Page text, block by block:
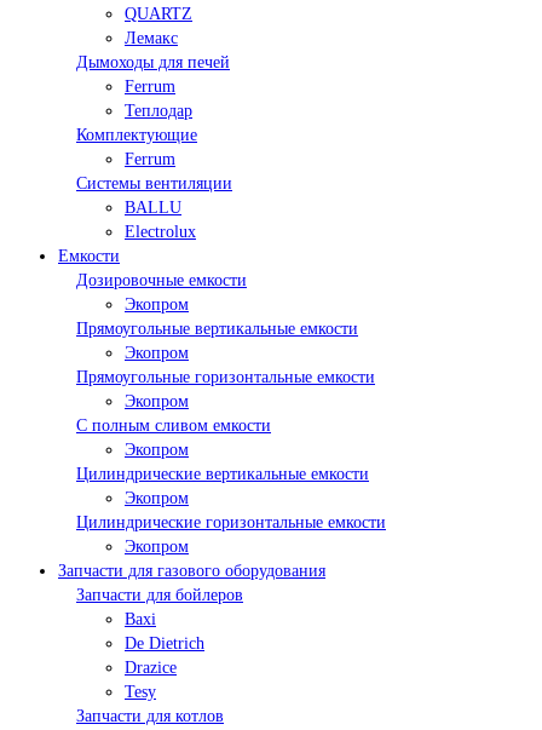
QUARTZ
Лемакс
Дымоходы для печей
Ferrum
Теплодар
Комплектующие
Ferrum
Системы вентиляции
BALLU
Electrolux
Емкости
Дозировочные емкости
Экопром
Прямоугольные вертикальные емкости
Экопром
Прямоугольные горизонтальные емкости
Экопром
С полным сливом емкости
Экопром
Цилиндрические вертикальные емкости
Экопром
Цилиндрические горизонтальные емкости
Экопром
Запчасти для газового оборудования
Запчасти для бойлеров
Baxi
De Dietrich
Drazice
Tesy
Запчасти для котлов